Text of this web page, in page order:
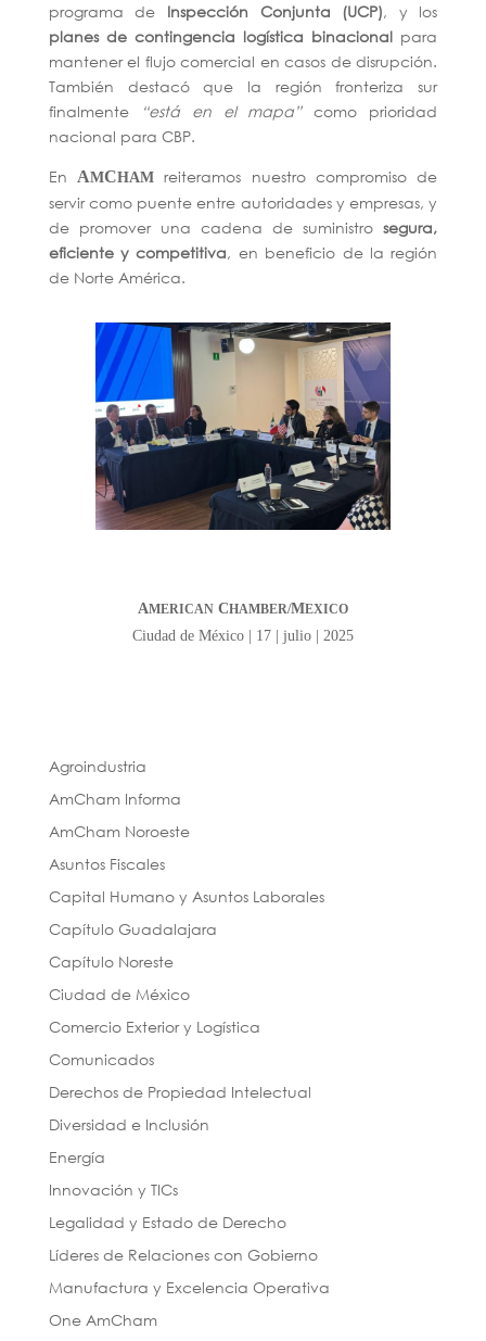
programa de Inspección Conjunta (UCP), y los
planes de contingencia logística binacional para
mantener el flujo comercial en casos de disrupción.
También destacó que la región fronteriza sur
finalmente
“está en el mapa”como prioridad
nacional para CBP.
EnAMCHAMreiteramos nuestro compromiso de
servir como puente entre autoridades y empresas, y
de promover una cadena de suministrosegura,
eficiente y competitiva, en beneficio de la región
de Norte América.
AMERICANCHAMBER/MEXICO
Ciudad de México | 17 | julio | 2025
Agroindustria
AmCham Informa
AmCham Noroeste
Asuntos Fiscales
Capital Humano y Asuntos Laborales
Capítulo Guadalajara
Capítulo Noreste
Ciudad de México
Comercio Exterior y Logística
Comunicados
Derechos de Propiedad Intelectual
Diversidad e Inclusión
Energía
Innovación y TICs
Legalidad y Estado de Derecho
Líderes de Relaciones con Gobierno
Manufactura y Excelencia Operativa
One AmCham